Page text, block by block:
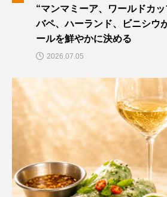
“マンマミーア、ワールドカ
バペ、ハーランド、ビニシウ
ールを鮮やかに決める
2026.07.05